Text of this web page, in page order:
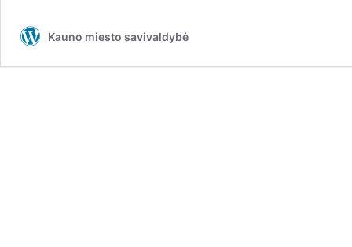
Kauno miesto savivaldybė